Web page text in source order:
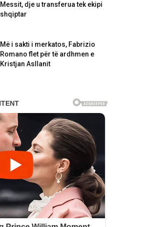
Messit, dje u transferua tek ekipi
shqiptar
Më i sakti i merkatos, Fabrizio
Romano flet për të ardhmen e
Kristjan Asllanit